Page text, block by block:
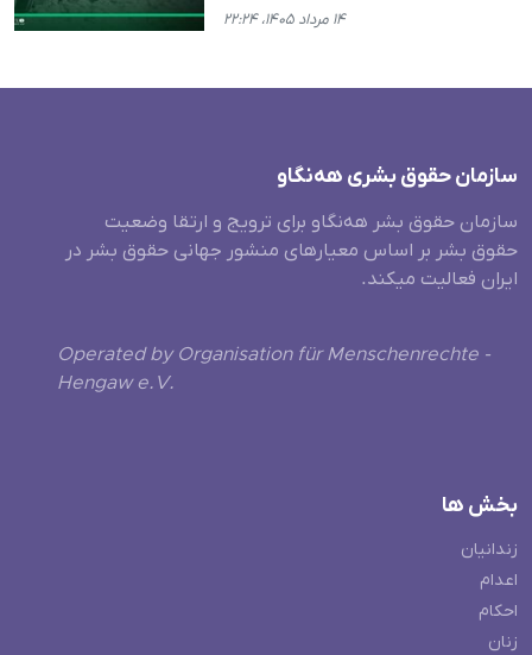
۱۴ مرداد ۱۴۰۵، ۲۲:۲۴
سازمان حقوق بشری هەنگاو
سازمان حقوق بشر هه‌نگاو برای ترویج و ارتقا وضعیت
حقوق بشر بر اساس معیارهای منشور جهانی حقوق بشر در
ایران فعالیت میکند.
Operated by Organisation für Menschenrechte -
Hengaw e.V.
بخش ها
زندانیان
اعدام
احکام
زنان